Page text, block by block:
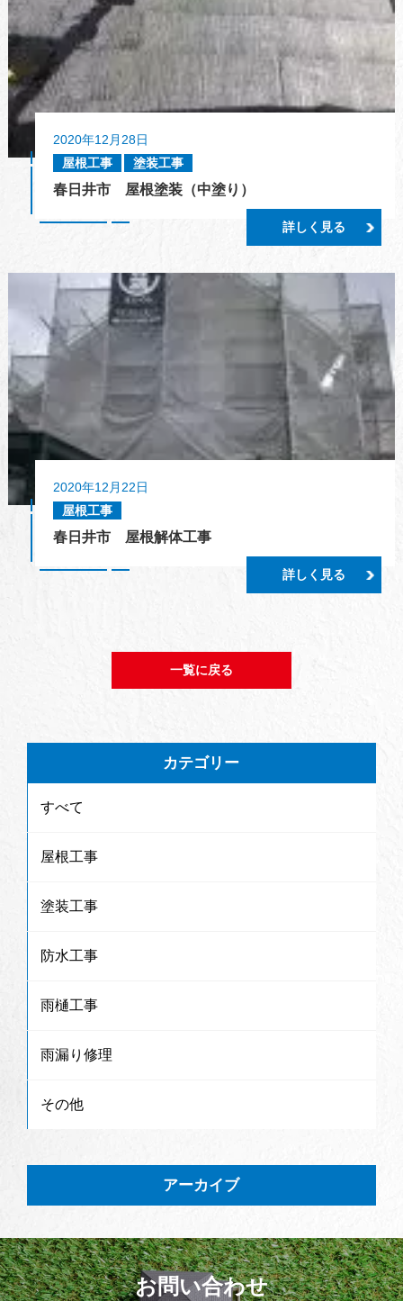
2020年12月28日
屋根工事
塗装工事
春日井市 屋根塗装（中塗り）
詳しく見る
2020年12月22日
屋根工事
春日井市 屋根解体工事
詳しく見る
一覧に戻る
カテゴリー
すべて
屋根工事
塗装工事
防水工事
雨樋工事
雨漏り修理
その他
アーカイブ
お問い合わせ